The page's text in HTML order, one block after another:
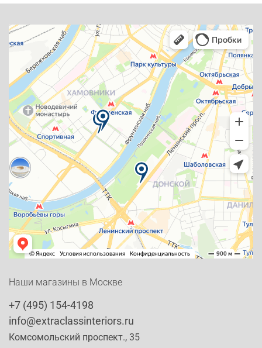
Наши магазины в Москве
+7 (495) 154-4198
info@extraclassinteriors.ru
Комсомольский проспект., 35